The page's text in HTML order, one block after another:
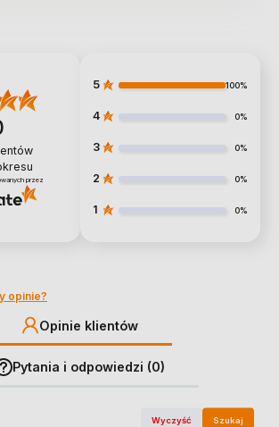
przez
5 100%
4 0%
3 0%
2 0%
1 0%
opinie?
Opinie klientów
Pytania i odpowiedzi (0)
Wyczyść Szukaj